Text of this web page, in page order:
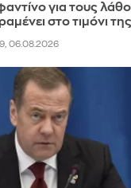
για τους
στο τιμόνι
06.08.2026